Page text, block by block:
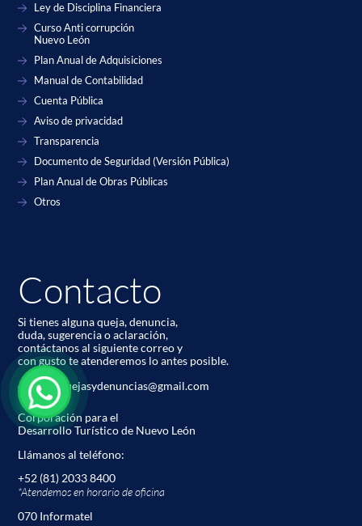
Ley de Disciplina Financiera
Curso Anti corrupción
Nuevo León
Plan Anual de Adquisiciones
Manual de Contabilidad
Cuenta Pública
Aviso de privacidad
Transparencia
Documento de Seguridad (Versión Pública)
Plan Anual de Obras Públicas
Otros
Contacto
Si tienes alguna queja, denuncia,
duda, sugerencia o aclaración,
contáctanos al siguiente correo y
con gusto te atenderemos lo antes posible.
codetur.quejasydenuncias@gmail.com
Corporación para el
Desarrollo Turístico de Nuevo León
Llámanos al teléfono:
+52 (81) 2033 8400
*Atendemos en horario de oﬁcina
070 Informatel